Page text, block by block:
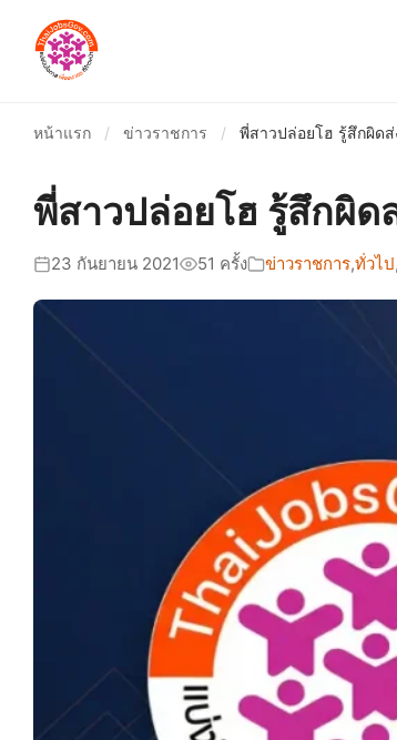
หน้าแรก / ข่าวราชการ / พี่สาวปล่อยโฮ รู้สึกผิด
พี่สาวปล่อยโฮ รู้สึกผิด
23 กันยายน 2021 51 ครั้ง ข่าวราชการ,ทั่วไป,